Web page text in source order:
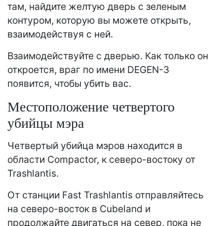
там, найдите желтую дверь с зеленым
контуром, которую вы можете открыть,
взаимодействуя с ней.
Взаимодействуйте с дверью. Как только он
откроется, враг по имени DEGEN-3
появится, чтобы убить вас.
Местоположение четвертого
убийцы мэра
Четвертый убийца мэров находится в
области Compactor, к северо-востоку от
Trashlantis.
От станции Fast Trashlantis отправляйтесь
на северо-восток в Cubeland и
продолжайте двигаться на север, пока не